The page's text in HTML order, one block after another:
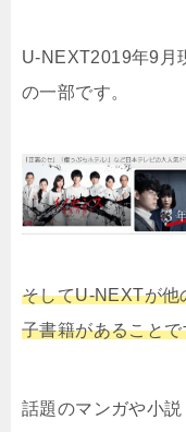
U-NEXT2019年9月
の一部です。
そしてU-NEXTが他
子書籍があることで
話題のマンガや小